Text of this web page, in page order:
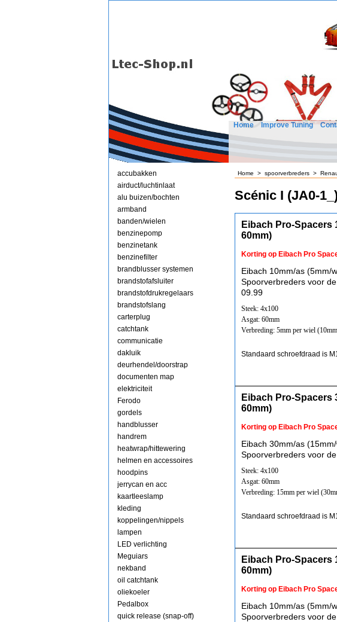
Home Improve Tuning
accubakken
airduct/luchtinlaat
alu buizen/bochten
armband
banden/wielen
benzinepomp
benzinetank
benzinefilter
brandblusser systemen
brandstofafsluiter
brandstofdrukregelaars
brandstofslang
carterplug
catchtank
communicatie
dakluik
deurhendel/doorstrap
documenten map
elektriciteit
Ferodo
gordels
handblusser
handrem
heatwrap/hittewering
helmen en accessoires
hoodpins
jerrycan en acc
kaartleeslamp
kleding
koppelingen/nippels
lampen
LED verlichting
Meguiars
nekband
oil catchtank
oliekoeler
Pedalbox
quick release (snap-off)
Home > spoorverbreders >
Scénic I (JA0-
Eibach Pro-Spacers
60mm)
Korting op Eibach Pro
Eibach 10mm/as (5mm/
Spoorverbreders voor
09.99
Steek: 4x100
Asgat: 60mm
Verbreding: 5mm per wiel
Standaard schroefdraad is
Eibach Pro-Spacers
60mm)
Korting op Eibach Pro
Eibach 30mm/as
Spoorverbreders voor
Steek: 4x100
Asgat: 60mm
Verbreding: 15mm per wiel
Standaard schroefdraad is
Eibach Pro-Spacers
60mm)
Korting op Eibach Pro
Eibach 10mm/as (5mm/
Spoorverbreders voor